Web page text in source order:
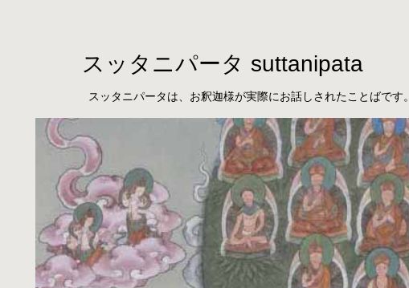
スッタニパータは、お釈迦様が実際にお話しされたことばです。
スッタニパータ suttanipata